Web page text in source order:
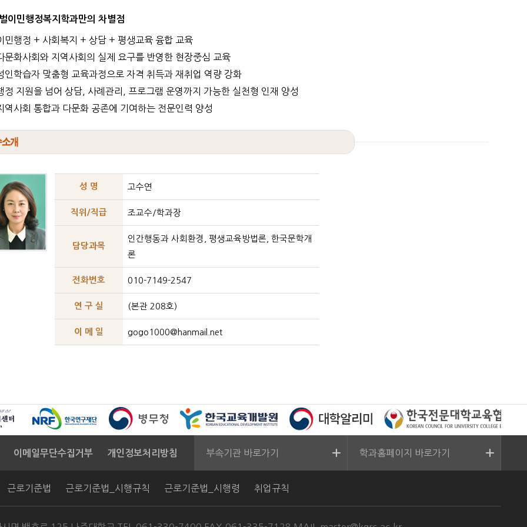
이민행정복지학과만의 차별점
민행정 + 사회복지 + 상담 + 평생교육 융합 교육
문화사회와 지역사회의 실제 요구를 반영한 현장중심 교육
인학습자 맞춤형 교육과정으로 자격 취득과 재취업 역량 강화
정 지원을 넘어 상담, 사례관리, 프로그램 운영까지 가능한 실천형 인재 양성
역사회 통합과 다문화 공존에 기여하는 전문인력 양성
성 명 고수연
직위/직급 조교수/학과장
담당과목
인간행동과 사회환경, 평생교육방법론, 한국문학개
론
전화번호 010-7149-2547
연 구 실 (본관 208호)
이 메 일 gogo1000@hanmail.net
이메일무단수집거부 개인정보처리방침 학과홈페이지 바로가기
부속기관 바로가기
근로기준법 근로기준법_시행규칙 근로기준법_시행령 취업규칙